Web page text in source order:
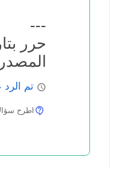
---
حرر بتاريخ:
تم الرد
اطرح سؤالاً ذا صلة